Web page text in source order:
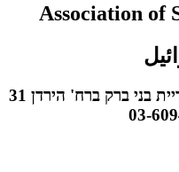
Association of
המשרד נמצא באגף הביטחון בעיריית בני ברק ברח' הירדן 31